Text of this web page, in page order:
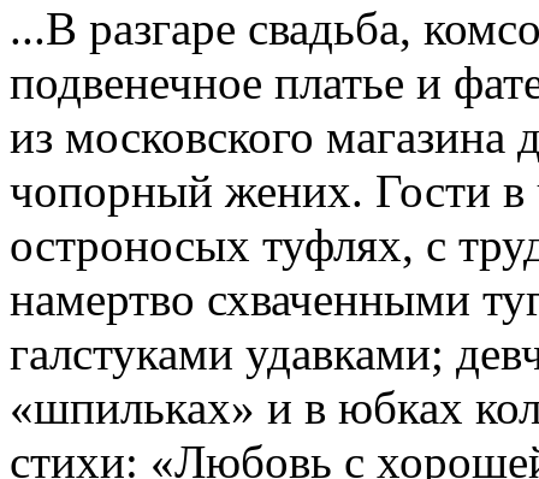
...В разгаре свадьба,
подвенечное платье и
из московского
чопорный жених. Гости
остроносых туфлях, с
намертво схваченными
галстуками удавками;
«шпильках» и в юбках
стихи: «Любовь с